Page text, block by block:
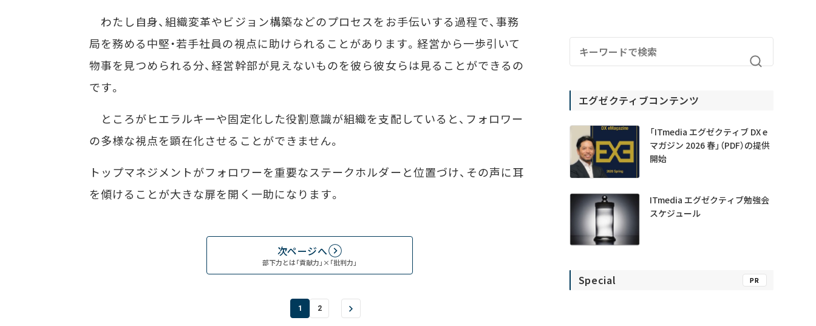
わたし自身、組織変革やビジョン構築などのプロセスをお手伝いする過程で、事務
局を務める中堅・若手社員の視点に助けられることがあります。経営から一歩引いて
物事を見つめられる分、経営幹部が見えないものを彼ら彼女らは見ることができるの
です。
ところがヒエラルキーや固定化した役割意識が組織を支配していると、フォロワー
の多様な視点を顕在化させることができません。
トップマネジメントがフォロワーを重要なステークホルダーと位置づけ、その声に耳
を傾けることが大きな扉を開く一助になります。
次ページへ
部下力とは「貢献力」×「批判力」
1 2
エグゼクティブコンテンツ
「ITmedia エグゼクティブ DX e
マガジン 2026 春」（PDF）の提供
開始
ITmedia エグゼクティブ勉強会
スケジュール
Special PR